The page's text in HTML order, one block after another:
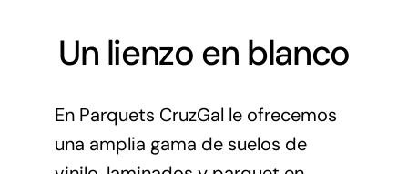
Un lienzo en blanco
En Parquets CruzGal le ofrecemos
una amplia gama de suelos de